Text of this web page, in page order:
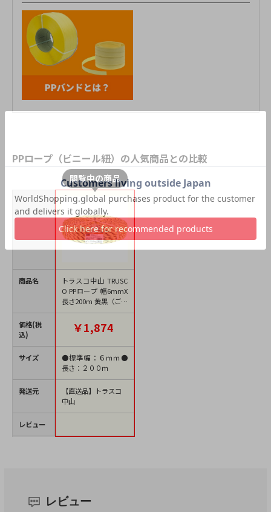
PPロープ（ビニール紐）の人気商品との比較
商品名
価格(税
込)
サイズ
発送元
レビュー
トラスコ中山 TRUSC
O PPロープ 幅6mmX
長さ200m 黄黒（ご注
文単位1巻）【直送
￥1,874
●標準幅：６ｍｍ●
長さ：２００ｍ
【直送品】トラスコ
中山
レビュー